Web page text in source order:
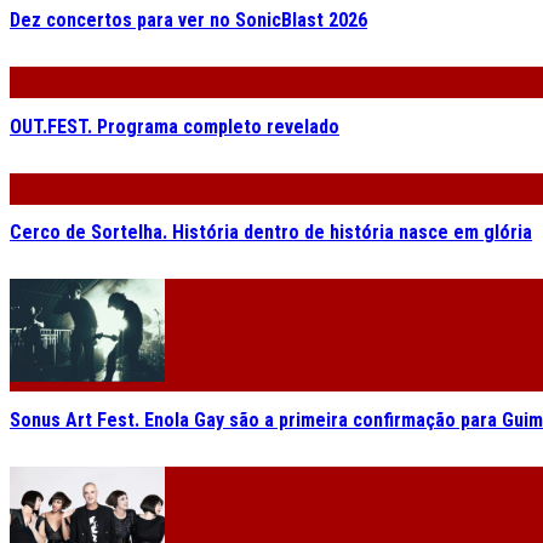
Dez concertos para ver no SonicBlast 2026
OUT.FEST. Programa completo revelado
Cerco de Sortelha. História dentro de história nasce em glória
Sonus Art Fest. Enola Gay são a primeira confirmação para